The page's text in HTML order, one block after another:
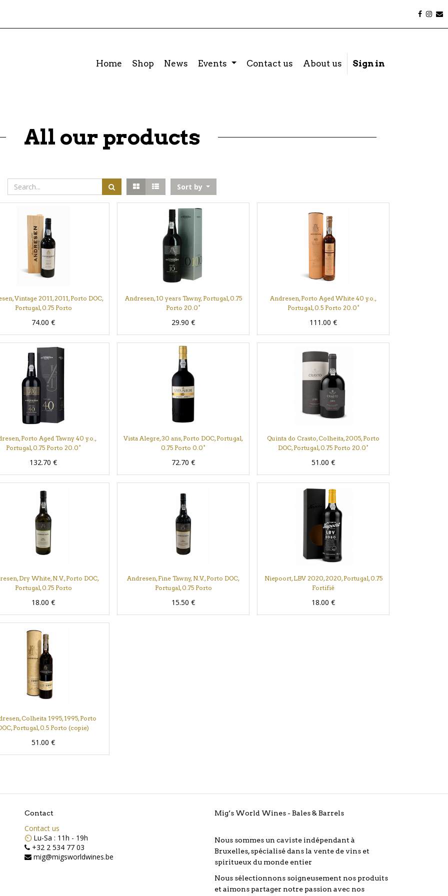
Home Shop News Events Contact us About us Sign in
All our products
Sort by
Vintage 2011, 2011, Porto DOC,
Portugal, 0.75 Porto
74.00 €
Andresen, 10 years Tawny, Portugal, 0.75
Porto 20.0°
29.90 €
Andresen, Porto Aged White 40 y.o.,
Portugal, 0.5 Porto 20.0°
111.00 €
Porto Aged Tawny 40 y.o.,
Portugal, 0.75 Porto 20.0°
132.70 €
Vista Alegre, 30 ans, Porto DOC, Portugal,
0.75 Porto 0.0°
72.70 €
Quinta do Crasto, Colheita, 2005, Porto
DOC, Portugal, 0.75 Porto 20.0°
51.00 €
Dry White, N.V., Porto DOC,
Portugal, 0.75 Porto
18.00 €
Andresen, Fine Tawny, N.V., Porto DOC,
Portugal, 0.75 Porto
15.50 €
Niepoort, LBV 2020, 2020, Portugal, 0.75
Fortifié
18.00 €
Colheita 1995, 1995, Porto
Portugal, 0.5 Porto (copie)
51.00 €
Contact
Contact us
⏲️ Lu-Sa : 11h - 19h
+32 2 534 77 03
mig@migsworldwines.be
Mig’s World Wines - Bales & Barrels
Nous sommes un caviste indépendant à
Bruxelles, spécialisé dans la vente de vins et
spiritueux du monde entier
Nous sélectionnons soigneusement nos produits
et aimons partager notre passion avec nos